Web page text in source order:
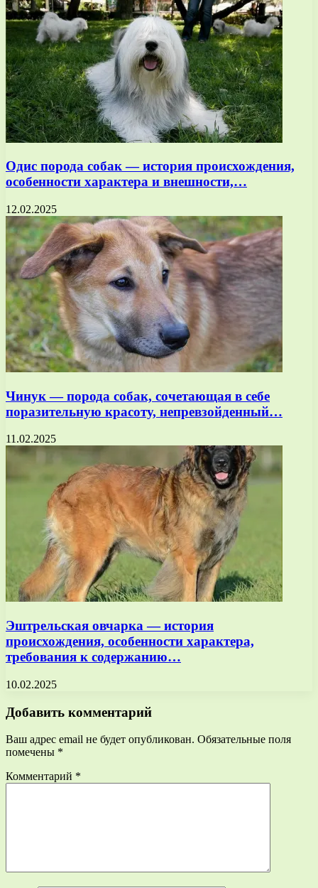
Одис порода собак — история происхождения,
особенности характера и внешности,…
12.02.2025
Чинук — порода собак, сочетающая в себе
поразительную красоту, непревзойденный…
11.02.2025
Эштрельская овчарка — история
происхождения, особенности характера,
требования к содержанию…
10.02.2025
Добавить комментарий
Ваш адрес email не будет опубликован. Обязательные поля
помечены *
Комментарий *